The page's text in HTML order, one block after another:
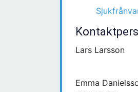
Lars Larsson
Emma